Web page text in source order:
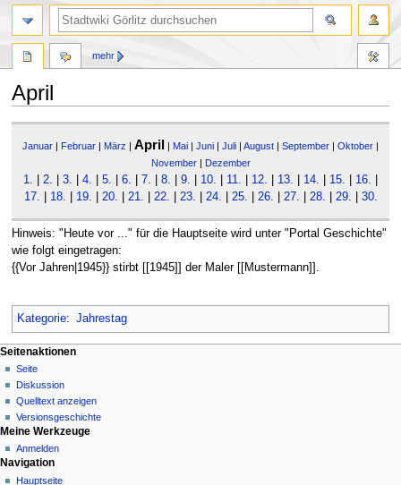
April
Navigation
Suche
Januar | Februar | März | April | Mai | Juni | Juli | August | September | Oktober |
November| Dezember
1. 2. 3. 4. 5. 6. 7. 8. 9. 10. 11. 12. 13. 14. 15. 16.
17.
18. 19. 20. 21. 22. 23. 24. 25. 26. 27. 28. 29. 30.
Hinweis: "Heute vor ..." für die Hauptseite wird unter "Portal Geschichte"
wie folgt eingetragen:
{{Vor Jahren|1945}} stirbt [[1945]] der Maler [[Mustermann]].
Kategorie: Jahrestag
Seitenaktionen
Seite
Diskussion
Quelltext anzeigen
Versionsgeschichte
mehr
Meine Werkzeuge
Anmelden
Navigation
Hauptseite